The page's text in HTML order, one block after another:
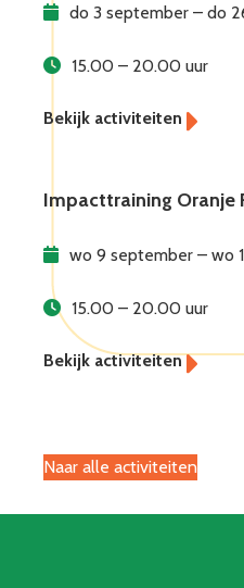
do 3 september – do
15.00 – 20.00 uur
Impacttraining Oranje
wo 9 september – wo
15.00 – 20.00 uur
Naar alle activiteiten